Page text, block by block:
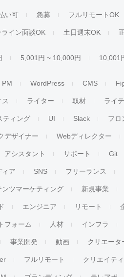
い可 急募 フルリモートOK
ライン面談OK 土日週末OK
5,001円 ~ 10,000円 10,001
PM WordPress CMS
ライター 取材 ライ
ティング UI Slack フロ
デザイナー Webディレクター
アシスタント サポート Git
ィア SNS フリーランス
ンツマーケティング 新規事業
エンジニア リモート
フォーム 人材 インフラ
事業開発 動画 クリエータ
フルリモート クリエイテ